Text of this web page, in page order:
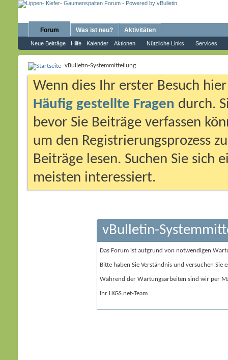
Forum
Neue Beiträge Hilfe Kalender Aktionen Nützliche Links Services
Was ist neu? Aktivitäten
vBulletin-Systemmitteilung
Wenn dies Ihr erster Besuch
Häufig gestellte Fragen durch.
bevor Sie Beiträge verfassen
um den Registrierungsprozess
Beiträge lesen. Suchen Sie sich
meisten interessiert.
vBulletin-
Das Forum ist aufgrund von notwendigen
Bitte haben Sie Verständnis und versuchen Sie
Während der Wartungsarbeiten sind wir per
Ihr LKGS.net-Team